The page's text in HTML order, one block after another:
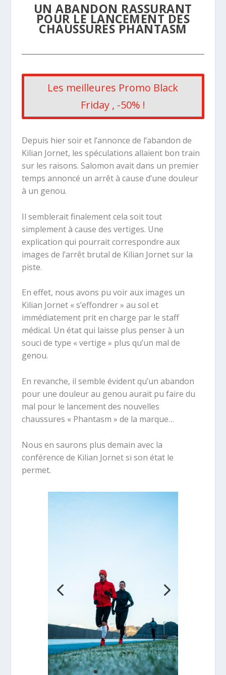
UN ABANDON RASSURANT
POUR LE LANCEMENT DES
CHAUSSURES PHANTASM
Les meilleures Promo Black
Friday , -50% !
Depuis hier soir et l’annonce de l’abandon de
Kilian Jornet, les spéculations allaient bon train
sur les raisons. Salomon avait dans un premier
temps annoncé un arrêt à cause d’une douleur
à un genou.
Il semblerait finalement cela soit tout
simplement à cause des vertiges. Une
explication qui pourrait correspondre aux
images de l’arrêt brutal de Kilian Jornet sur la
piste.
En effet, nous avons pu voir aux images un
Kilian Jornet « s’effondrer » au sol et
immédiatement prit en charge par le staff
médical. Un état qui laisse plus penser à un
souci de type « vertige » plus qu’un mal de
genou.
En revanche, il semble évident qu’un abandon
pour une douleur au genou aurait pu faire du
mal pour le lancement des nouvelles
chaussures « Phantasm » de la marque…
Nous en saurons plus demain avec la
conférence de Kilian Jornet si son état le
permet.